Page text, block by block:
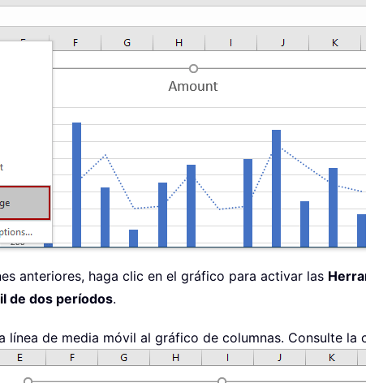
anteriores, haga clic en el gráfico para activar las
de dos períodos.
línea de media móvil al gráfico de columnas. Consulte la